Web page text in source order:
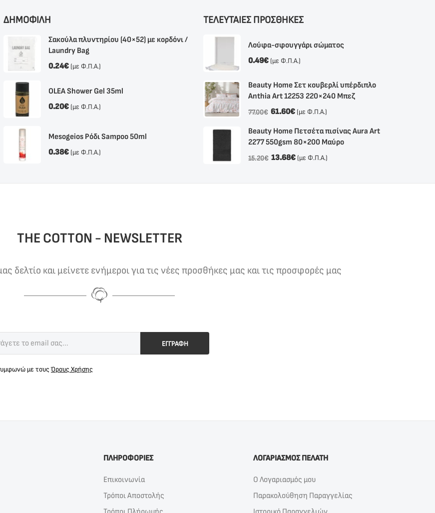
ΔΗΜΟΦΙΛΗ
Σακούλα πλυντηρίου (40×52) με κορδόνι /
Laundry Bag
0.24€ (με Φ.Π.Α.)
OLEA Shower Gel 35ml
0.20€ (με Φ.Π.Α.)
Mesogeios Ρόδι Sampoo 50ml
0.38€ (με Φ.Π.Α.)
ΤΕΛΕΥΤΑΙΕΣ ΠΡΟΣΘΗΚΕΣ
Λούφα-σφουγγάρι σώματος
0.49€ (με Φ.Π.Α.)
Beauty Home Σετ κουβερλί υπέρδιπλο
Anthia Αrt 12253 220×240 Μπεζ
77.00€ 61.60€ (με Φ.Π.Α.)
Beauty Home Πετσέτα πισίνας Aura Art
2277 550gsm 80×200 Μαύρο
15.20€ 13.68€ (με Φ.Π.Α.)
THE COTTON - NEWSLETTER
δελτίο και μείνετε ενήμεροι για τις νέες προσθήκες μας και τις προσφορές μας
ΕΓΓΡΑΦΗ
με τους Όρους Χρήσης
ΠΛΗΡΟΦΟΡΙΕΣ
Επικοινωνία
Τρόποι Αποστολής
ΛΟΓΑΡΙΑΣΜΟΣ ΠΕΛΑΤΗ
Ο Λογαριασμός μου
Παρακολούθηση Παραγγελίας